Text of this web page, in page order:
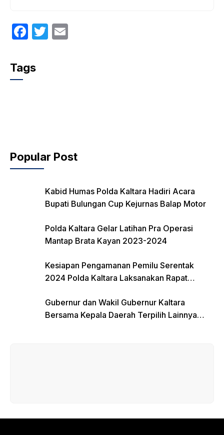
F
c
e
T
Tags
Popular Post
Kabid Humas Polda Kaltara Hadiri Acara
Bupati Bulungan Cup Kejurnas Balap Motor
Polda Kaltara Gelar Latihan Pra Operasi
Mantap Brata Kayan 2023-2024
Kesiapan Pengamanan Pemilu Serentak
2024 Polda Kaltara Laksanakan Rapat
Gubernur dan Wakil Gubernur Kaltara
Bersama Kepala Daerah Terpilih Lainnya